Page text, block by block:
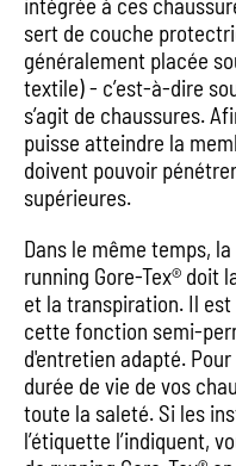
sert de couche
généralement placée
textile) - c’est-à-dire
s’agit de chaussures.
puisse atteindre la
doivent pouvoir
supérieures.
Dans le même temps,
running Gore-Tex® doit
et la transpiration. Il
cette fonction semi-
d'entretien adapté.
durée de vie de vos
toute la saleté. Si les
l’étiquette l’indiquent,